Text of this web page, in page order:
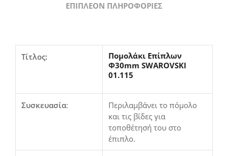
ΕΠΙΠΛΈΟΝ ΠΛΗΡΟΦΟΡΊΕΣ
Τίτλος:
Πομολάκι Επίπλων
Φ30mm SWAROVSKI
01.115
Συσκευασία:
Περιλαμβάνει το πόμολο
και τις βίδες για
τοποθέτησή του στο
έπιπλο.